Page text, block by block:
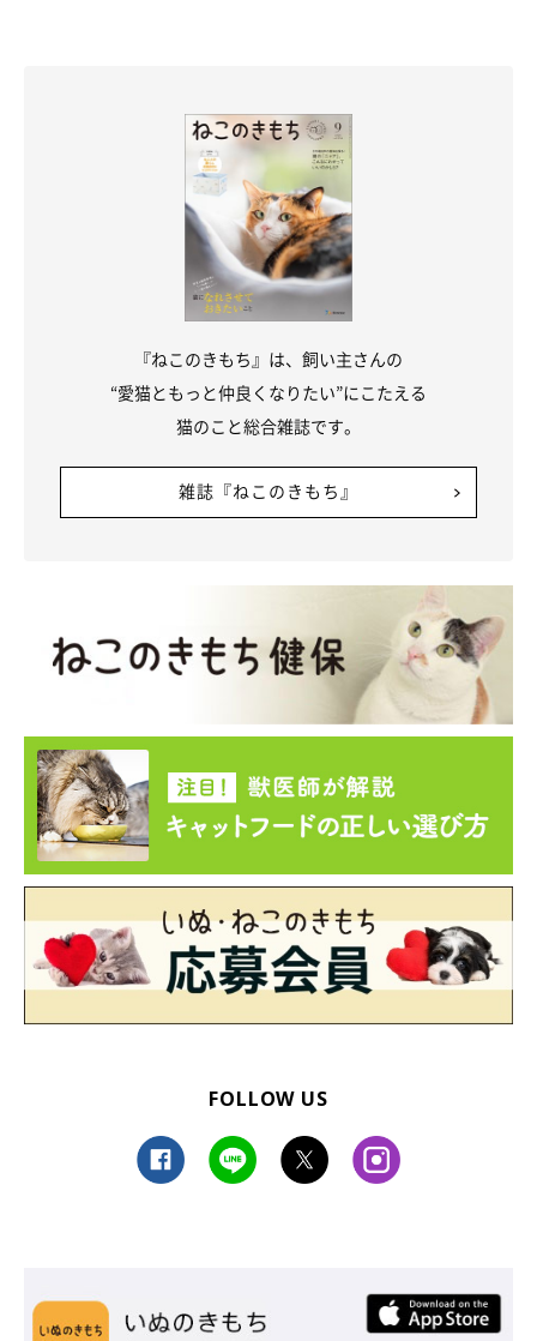
東京在住の漫画家・イラストレーター・キャラクタデザイナー。
「ちいさな猫を召喚できたなら」「3匹のちいさな猫を召喚でき
たなら」「ぷっちねこ。」（徳間書店）など、好評発売中。「ち
いさな猫を召喚できたなら」は重版後、韓国版・インドネシア版
も発売。今年は中国版が出版。
現在、Web上では不定期に新作漫画を更新中。詳しくは以下の
SNSへ。
・Instagram
Tacoのインスタ：@tacos_cat
ししまるのインスタ：@emonemon
・Twitter：@taco_emonemon
『ねこのきもち』は、飼い主さんの
“愛猫ともっと仲良くなりたい”にこたえる
猫のこと総合雑誌です。
雑誌『ねこのきもち』
FOLLOW US